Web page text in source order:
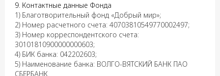
9. Контактные данные Фонда
1) Благотворительный фонд «Добрый мир»;
2) Номер расчетного счета: 40703810549770002497;
3) Номер корреспондентского счета:
30101810900000000603;
4) БИК банка: 042202603;
5) Наименование банка: ВОЛГО-ВЯТСКИЙ БАНК ПАО
СБЕРБАНК